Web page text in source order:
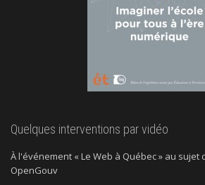
Quelques interventions par vidéo
À l'événement « Le Web à Québec » au sujet
OpenGouv